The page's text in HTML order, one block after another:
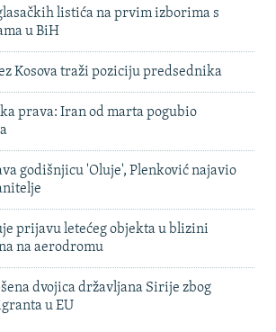
listića na prvim izborima s
u BiH
Kosova traži poziciju predsednika
prava: Iran od marta pogubio
godišnjicu 'Oluje', Plenković najavio
prijavu letećeg objekta u blizini
na aerodromu
dvojica državljana Sirije zbog
u EU